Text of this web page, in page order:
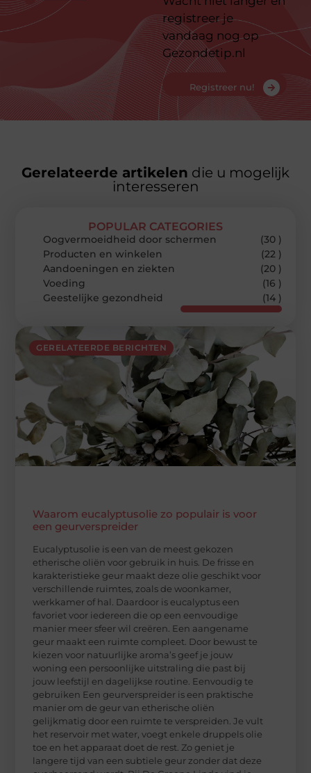
registreer je
vandaag nog op
Gezondetip.nl
Registreer nu!
Gerelateerde artikelen die u mogelijk
interesseren
GERELATEERDE BERICHTEN
Waarom eucalyptusolie zo populair is voor
een geurverspreider
Eucalyptusolie is een van de meest gekozen
etherische oliën voor gebruik in huis. De frisse en
karakteristieke geur maakt deze olie geschikt voor
verschillende ruimtes, zoals de woonkamer,
werkkamer of hal. Daardoor is eucalyptus een
favoriet voor iedereen die op een eenvoudige
manier meer sfeer wil creëren. Een aangename
geur maakt een ruimte compleet. Door bewust te
kiezen voor natuurlijke aroma’s geef je jouw
woning een persoonlijke uitstraling die past bij
jouw leefstijl en dagelijkse routine. Eenvoudig te
gebruiken Een geurverspreider is een praktische
manier om de geur van etherische oliën
gelijkmatig door een ruimte te verspreiden. Je vult
het reservoir met water, voegt enkele druppels olie
toe en het apparaat doet de rest. Zo geniet je
langere tijd van een subtiele geur zonder dat deze
POPULAR CATEGORIES
Oogvermoeidheid door schermen
(30 )
Producten en winkelen
(22 )
Aandoeningen en ziekten
(20 )
Voeding
(16 )
Geestelijke gezondheid
(14 )